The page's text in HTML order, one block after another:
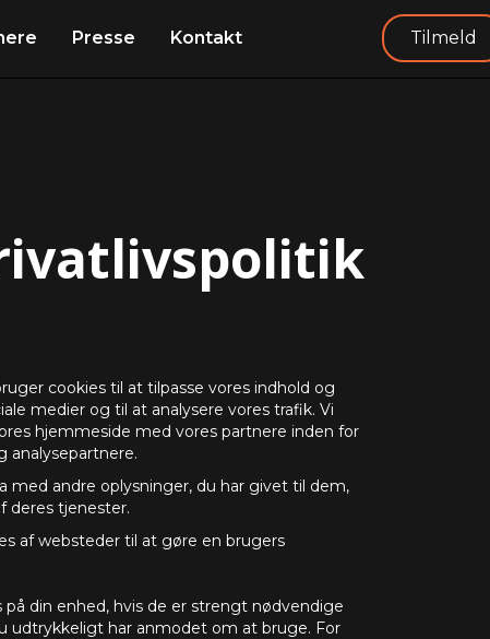
Presse Kontakt Tilmeld
cookies til at tilpasse vores indhold og
medier og til at analysere vores trafik. Vi
hjemmeside med vores partnere inden for
analysepartnere.
med andre oplysninger, du har givet til dem,
deres tjenester.
af websteder til at gøre en brugers
din enhed, hvis de er strengt nødvendige
udtrykkeligt har anmodet om at bruge. For